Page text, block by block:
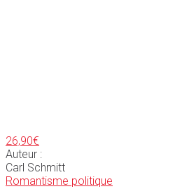
26,90€
Auteur :
Carl Schmitt
Romantisme politique